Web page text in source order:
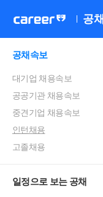
공채
공채속보
대기업 채용속보
공공기관 채용속보
중견기업 채용속보
인턴채용
고졸채용
일정으로 보는 공채